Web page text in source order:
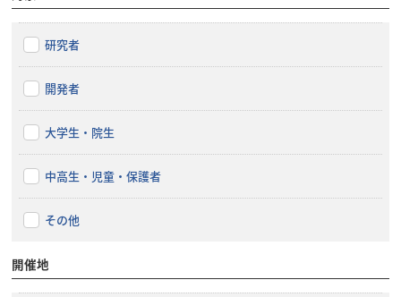
研究者
開発者
大学生・院生
中高生・児童・保護者
その他
開催地